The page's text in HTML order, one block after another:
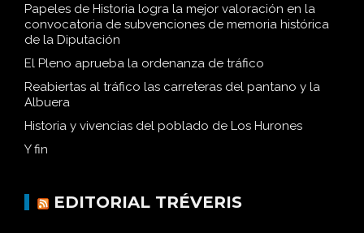
Papeles de Historia logra la mejor valoración en la
convocatoria de subvenciones de memoria histórica
de la Diputación
El Pleno aprueba la ordenanza de tráfico
Reabiertas al tráfico las carreteras del pantano y la
Albuera
Historia y vivencias del poblado de Los Hurones
Y fin
EDITORIAL TRÉVERIS